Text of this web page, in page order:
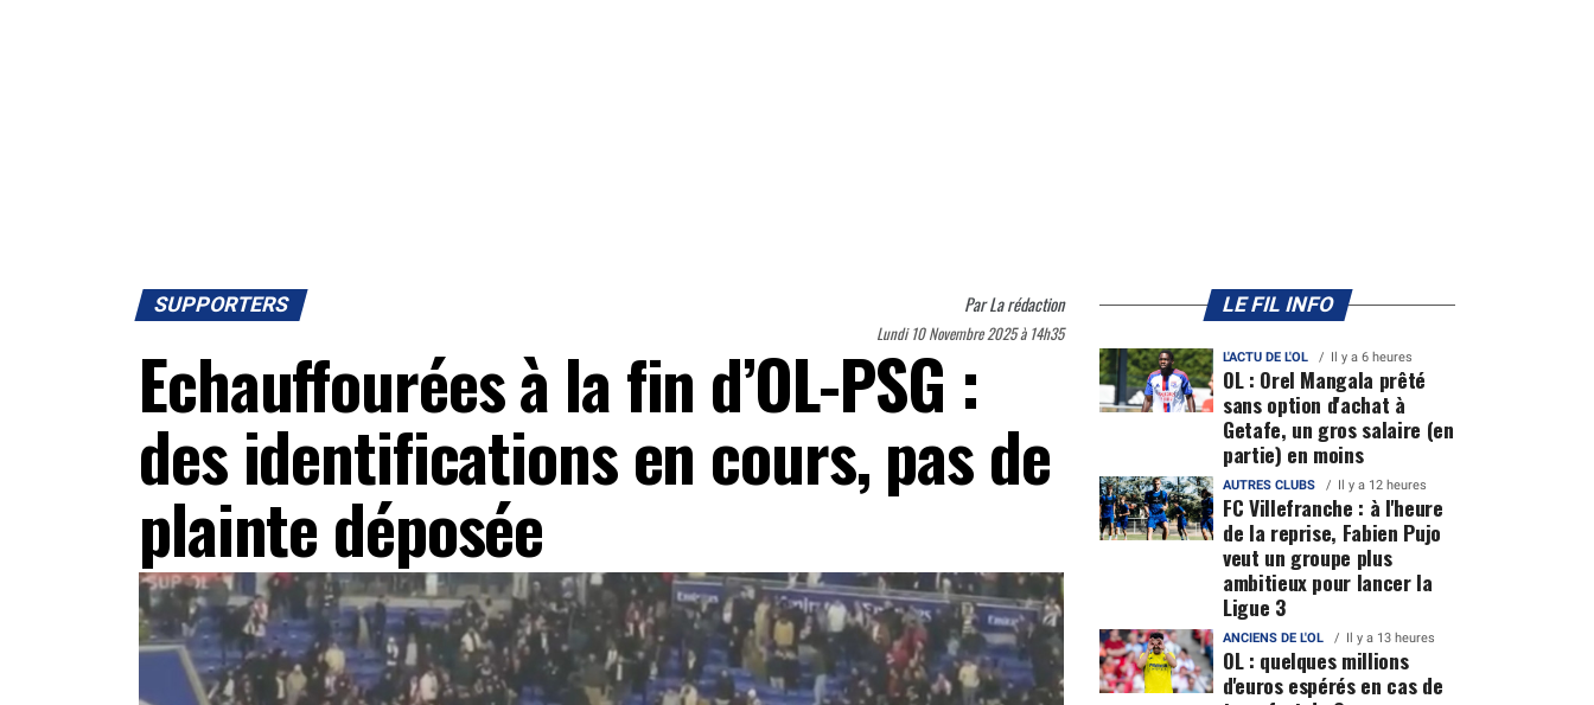
SUPPORTERS ParLa rédaction
Lundi 10 Novembre 2025 à 14h35
Echauffourées à la fin d’OL-PSG :
des identifications en cours, pas de
plainte déposée
LE FIL INFO
L'ACTU DE L'OL Il y a 6 heures
OL : Orel Mangala prêté
sans option d'achat à
Getafe, un gros salaire (en
partie) en moins
AUTRES CLUBS Il y a 12 heures
FC Villefranche : à l'heure
de la reprise, Fabien Pujo
veut un groupe plus
ambitieux pour lancer la
Ligue 3
ANCIENS DE L'OL Il y a 13 heures
OL : quelques millions
d'euros espérés en cas de